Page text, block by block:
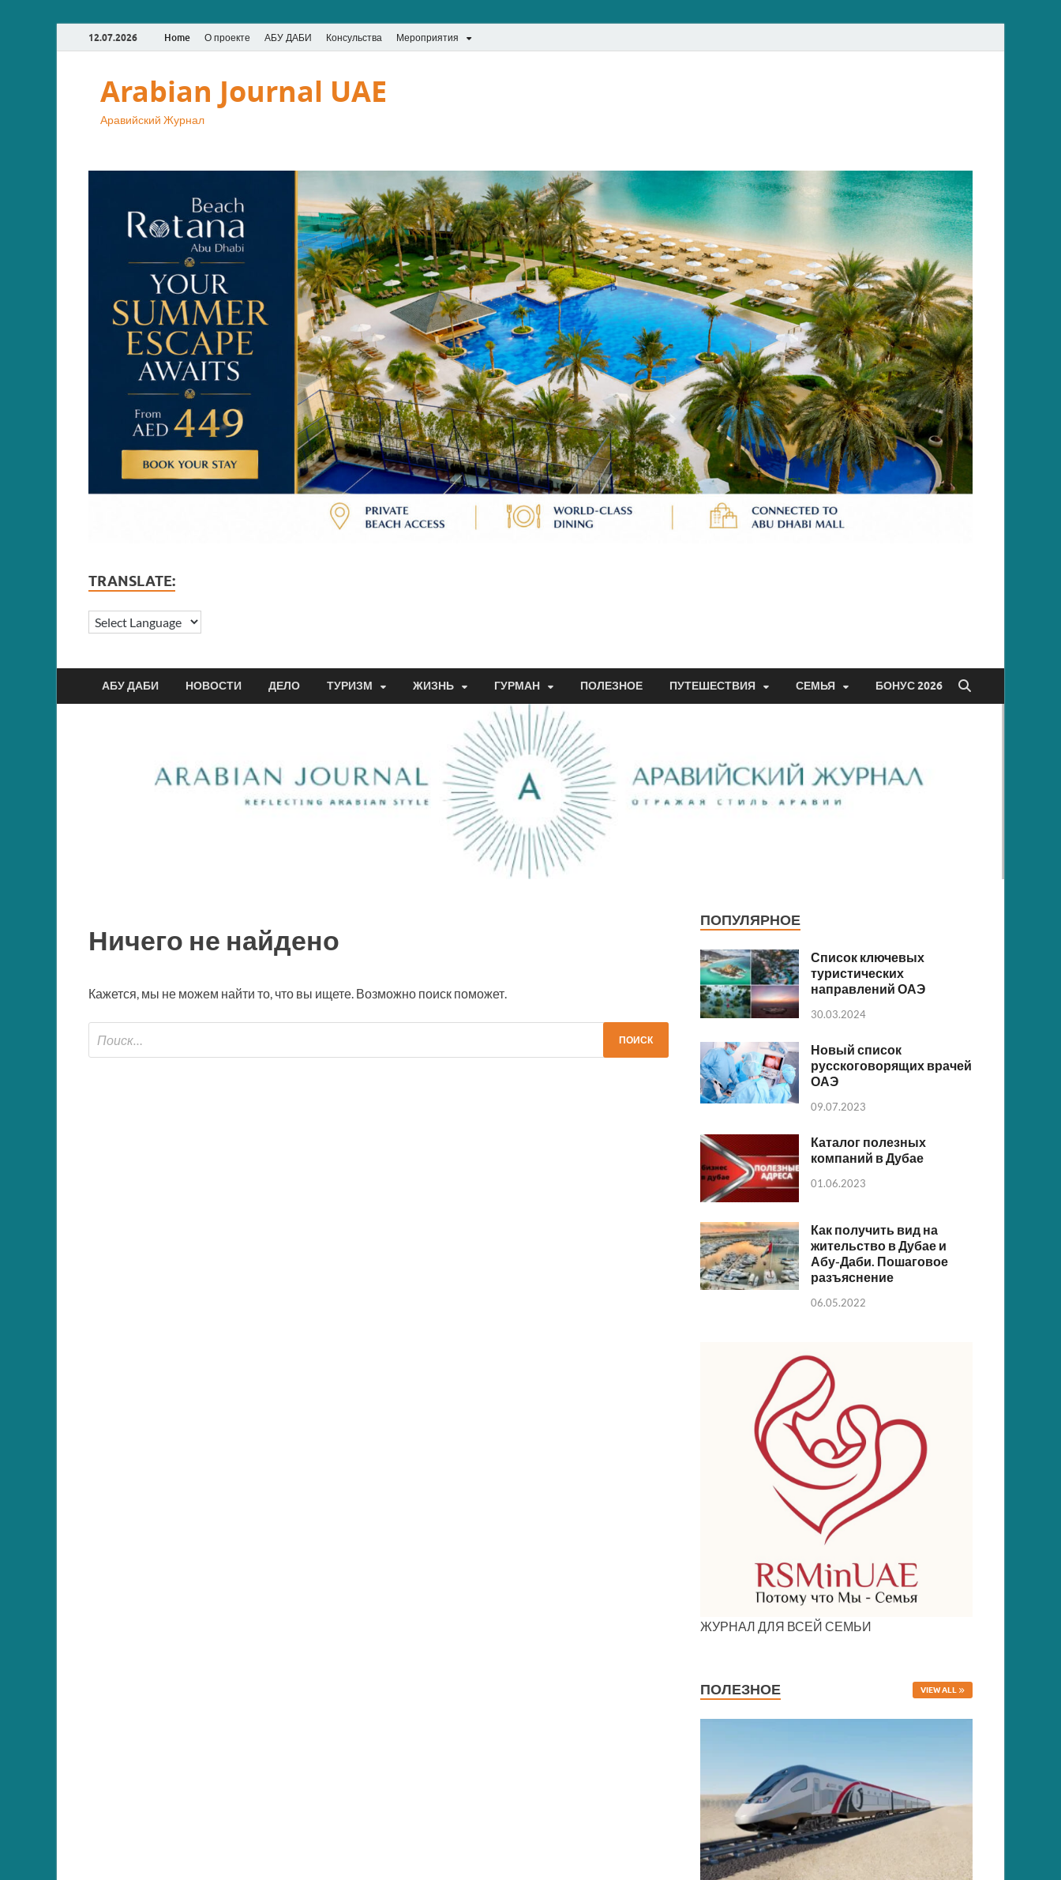
12.07.2026 Home О проекте АБУ ДАБИ Консульства Мероприятия
Arabian Journal UAE
Аравийский Журнал
TRANSLATE:
АБУ ДАБИ НОВОСТИ ДЕЛО ТУРИЗМ ЖИЗНЬ ГУРМАН ПОЛЕЗНОЕ ПУТЕШЕСТВИЯ СЕМЬЯ БОНУС 2026
Ничего не найдено
Кажется, мы не можем найти то, что вы ищете. Возможно поиск поможет.
ПОПУЛЯРНОЕ
Список ключевых
туристических
направлений ОАЭ
30.03.2024
Новый список
русскоговорящих врачей
ОАЭ
09.07.2023
Каталог полезных
компаний в Дубае
01.06.2023
Как получить вид на
жительство в Дубае и
Абу-Даби. Пошаговое
разъяснение
06.05.2022
ЖУРНАЛ ДЛЯ ВСЕЙ СЕМЬИ
ПОЛЕЗНОЕ VIEW ALL